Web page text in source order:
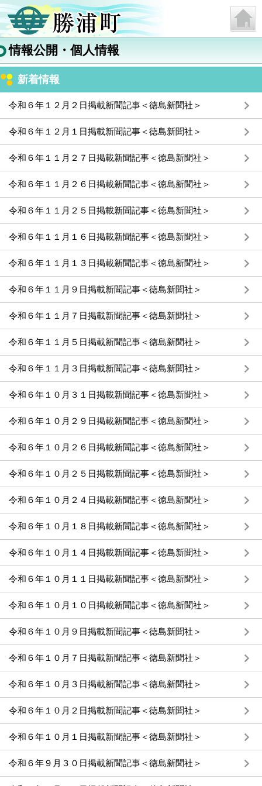
情報公開・個人情報
新着情報
令和６年１２月２日掲載新聞記事＜徳島新聞社＞
令和６年１２月１日掲載新聞記事＜徳島新聞社＞
令和６年１１月２７日掲載新聞記事＜徳島新聞社＞
令和６年１１月２６日掲載新聞記事＜徳島新聞社＞
令和６年１１月２５日掲載新聞記事＜徳島新聞社＞
令和６年１１月１６日掲載新聞記事＜徳島新聞社＞
令和６年１１月１３日掲載新聞記事＜徳島新聞社＞
令和６年１１月９日掲載新聞記事＜徳島新聞社＞
令和６年１１月７日掲載新聞記事＜徳島新聞社＞
令和６年１１月５日掲載新聞記事＜徳島新聞社＞
令和６年１１月３日掲載新聞記事＜徳島新聞社＞
令和６年１０月３１日掲載新聞記事＜徳島新聞社＞
令和６年１０月２９日掲載新聞記事＜徳島新聞社＞
令和６年１０月２６日掲載新聞記事＜徳島新聞社＞
令和６年１０月２５日掲載新聞記事＜徳島新聞社＞
令和６年１０月２４日掲載新聞記事＜徳島新聞社＞
令和６年１０月１８日掲載新聞記事＜徳島新聞社＞
令和６年１０月１４日掲載新聞記事＜徳島新聞社＞
令和６年１０月１１日掲載新聞記事＜徳島新聞社＞
令和６年１０月１０日掲載新聞記事＜徳島新聞社＞
令和６年１０月９日掲載新聞記事＜徳島新聞社＞
令和６年１０月７日掲載新聞記事＜徳島新聞社＞
令和６年１０月３日掲載新聞記事＜徳島新聞社＞
令和６年１０月２日掲載新聞記事＜徳島新聞社＞
令和６年１０月１日掲載新聞記事＜徳島新聞社＞
令和６年９月３０日掲載新聞記事＜徳島新聞社＞